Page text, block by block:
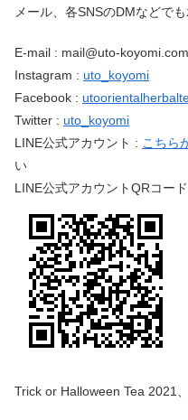
メール、各SNSのDMなどでも
E-mail : mail@uto-koyomi.com
Instagram : uto_koyomi
Facebook :
Twitter : uto_koyomi
LINE公式アカウント : こちら
い
LINE公式アカウントQRコード
Trick or Halloween Tea 2021